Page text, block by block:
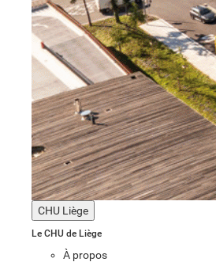
CHU Liège
Le CHU de Liège
À propos